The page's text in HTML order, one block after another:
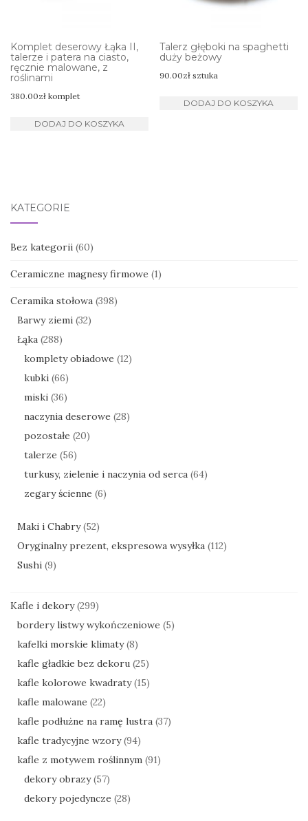
Komplet deserowy Łąka II,
talerze i patera na ciasto,
ręcznie malowane, z
roślinami
380.00zł komplet
DODAJ DO KOSZYKA
Talerz głęboki na spaghetti
duży beżowy
90.00zł sztuka
DODAJ DO KOSZYKA
KATEGORIE
Bez kategorii (60)
Ceramiczne magnesy firmowe (1)
Ceramika stołowa (398)
Barwy ziemi (32)
Łąka (288)
komplety obiadowe (12)
kubki (66)
miski (36)
naczynia deserowe (28)
pozostałe (20)
talerze (56)
turkusy, zielenie i naczynia od serca (64)
zegary ścienne (6)
Maki i Chabry (52)
Oryginalny prezent, ekspresowa wysyłka (112)
Sushi (9)
Kafle i dekory (299)
bordery listwy wykończeniowe (5)
kafelki morskie klimaty (8)
kafle gładkie bez dekoru (25)
kafle kolorowe kwadraty (15)
kafle malowane (22)
kafle podłużne na ramę lustra (37)
kafle tradycyjne wzory (94)
kafle z motywem roślinnym (91)
dekory obrazy (57)
dekory pojedyncze (28)